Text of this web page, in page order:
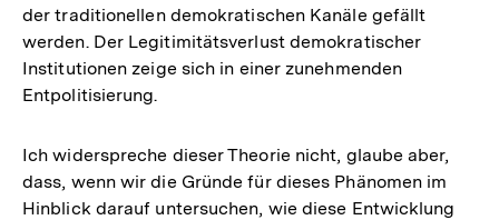
der traditionellen demokratischen Kanäle gefällt
werden. Der Legitimitätsverlust demokratischer
Institutionen zeige sich in einer zunehmenden
Entpolitisierung.
Ich widerspreche dieser Theorie nicht, glaube aber,
dass, wenn wir die Gründe für dieses Phänomen im
Hinblick darauf untersuchen, wie diese Entwicklung